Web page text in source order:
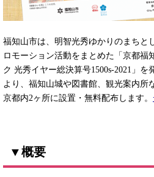
福知山市は、明智光秀ゆかりのまちと
ロモーション活動をまとめた「京都福
ク 光秀イヤー総決算号1500s-2021」を
より、福知山城や図書館、観光案内所
京都内2ヶ所に設置・無料配布します。
▼概要